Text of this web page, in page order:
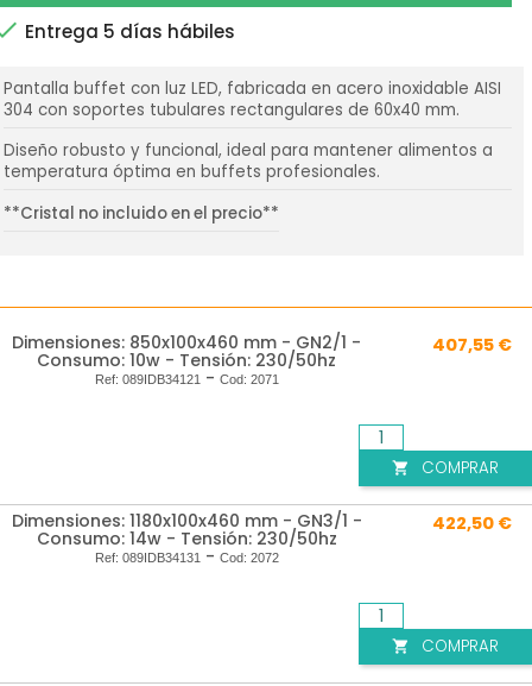
Entrega 5 días hábiles
Pantalla buffet con luz LED, fabricada en acero inoxidable AISI
304 con soportes tubulares rectangulares de 60x40 mm.
Diseño robusto y funcional, ideal para mantener alimentos a
temperatura óptima en buffets profesionales.
**Cristal no incluido en el precio**
Dimensiones: 850x100x460 mm - GN2/1 -
Consumo: 10w - Tensión: 230/50hz
Ref: 089IDB34121- Cod: 2071
407,55 €
 COMPRAR
Dimensiones: 1180x100x460 mm - GN3/1 -
Consumo: 14w - Tensión: 230/50hz
Ref: 089IDB34131- Cod: 2072
422,50 €
 COMPRAR